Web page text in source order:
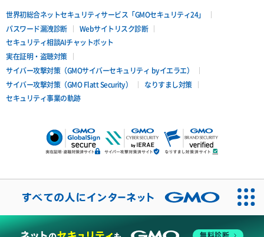
世界初総合ネットセキュリティサービス「GMOセキュリティ24」
パスワード漏洩診断
Webサイトリスク診断
セキュリティ相談AIチャットボット
実在証明・盗聴対策
サイバー攻撃対策（GMOサイバーセキュリティ byイエラエ）
サイバー攻撃対策（GMO Flatt Security）
なりすまし対策
セキュリティ事業の軌跡